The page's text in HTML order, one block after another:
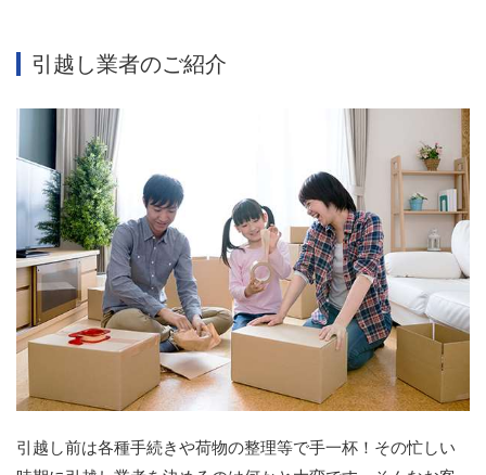
引越し業者のご紹介
引越し前は各種手続きや荷物の整理等で手一杯！その忙しい